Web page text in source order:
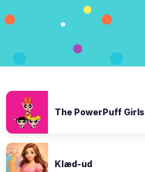
The PowerPuff Girls
Klæd-ud